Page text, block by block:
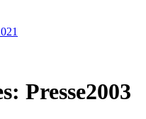
Presse2003